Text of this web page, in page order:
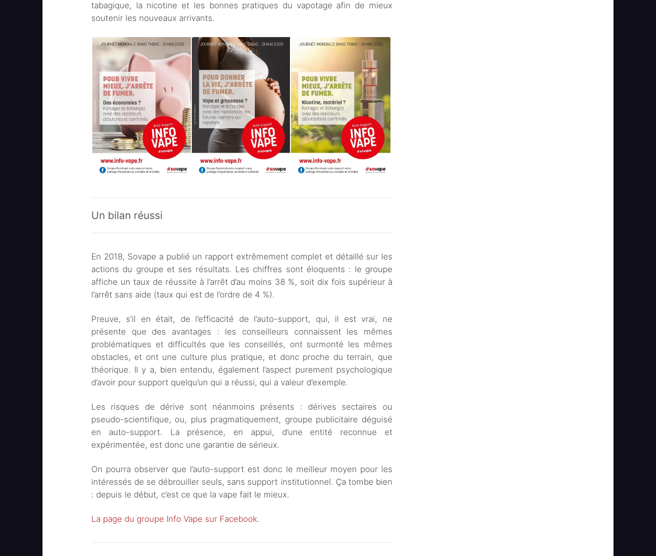
tabagique, la nicotine et les bonnes pratiques du vapotage afin de mieux
soutenir les nouveaux arrivants.
Un bilan réussi
En 2018, Sovape a publié un rapport extrêmement complet et détaillé sur les
actions du groupe et ses résultats. Les chiffres sont éloquents : le groupe
affiche un taux de réussite à l’arrêt d’au moins 38 %, soit dix fois supérieur à
l’arrêt sans aide (taux qui est de l’ordre de 4 %).
Preuve, s’il en était, de l’efficacité de l’auto-support, qui, il est vrai, ne
présente que des avantages : les conseilleurs connaissent les mêmes
problématiques et difficultés que les conseillés, ont surmonté les mêmes
obstacles, et ont une culture plus pratique, et donc proche du terrain, que
théorique. Il y a, bien entendu, également l’aspect purement psychologique
d’avoir pour support quelqu’un qui a réussi, qui a valeur d’exemple.
Les risques de dérive sont néanmoins présents : dérives sectaires ou
pseudo-scientifique, ou, plus pragmatiquement, groupe publicitaire déguisé
en auto-support. La présence, en appui, d’une entité reconnue et
expérimentée, est donc une garantie de sérieux.
On pourra observer que l’auto-support est donc le meilleur moyen pour les
intéressés de se débrouiller seuls, sans support institutionnel. Ça tombe bien
: depuis le début, c’est ce que la vape fait le mieux.
La page du groupe Info Vape sur Facebook.